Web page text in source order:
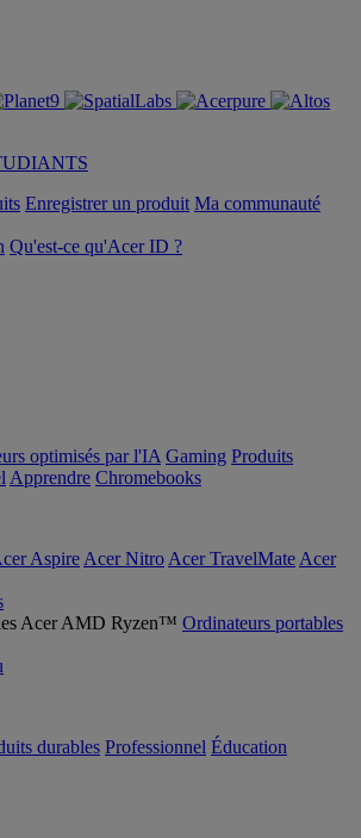
Enregistrer un produit Ma communauté
Qu'est-ce qu'Acer ID ?
optimisés par l'IA Gaming Produits
Apprendre Chromebooks
Aspire Acer Nitro Acer TravelMate Acer
Ordinateurs portables
durables Professionnel Éducation